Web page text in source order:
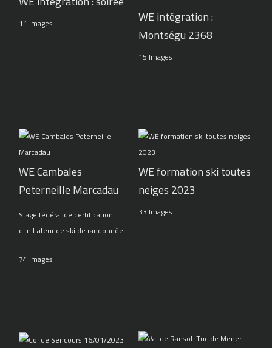
11 Images
WE intégration :
Montségu 2368
15 Images
WE Cambales
Peterneille Marcadau
Stage fédéral de certification
d'initiateur de ski de randonnée
74 Images
WE formation ski toutes
neiges 2023
33 Images